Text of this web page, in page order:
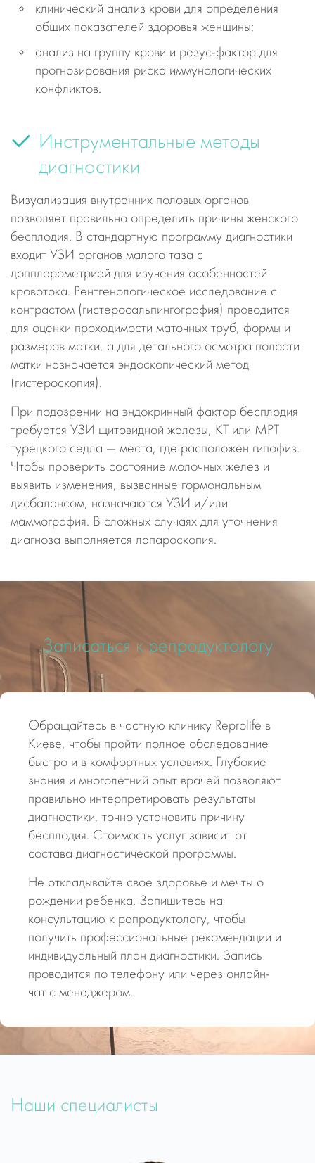
клинический анализ крови для определения
общих показателей здоровья женщины;
анализ на группу крови и резус-фактор для
прогнозирования риска иммунологических
конфликтов.
Инструментальные методы
диагностики
Визуализация внутренних половых органов
позволяет правильно определить причины женского
бесплодия. В стандартную программу диагностики
входит УЗИ органов малого таза с
допплерометрией для изучения особенностей
кровотока. Рентгенологическое исследование с
контрастом (гистеросальпингография) проводится
для оценки проходимости маточных труб, формы и
размеров матки, а для детального осмотра полости
матки назначается эндоскопический метод
(гистероскопия).
При подозрении на эндокринный фактор бесплодия
требуется УЗИ щитовидной железы, КТ или МРТ
турецкого седла — места, где расположен гипофиз.
Чтобы проверить состояние молочных желез и
выявить изменения, вызванные гормональным
дисбалансом, назначаются УЗИ и/или
маммография. В сложных случаях для уточнения
диагноза выполняется лапароскопия.
Записаться к репродуктологу
Обращайтесь в частную клинику Reprolife в
Киеве, чтобы пройти полное обследование
быстро и в комфортных условиях. Глубокие
знания и многолетний опыт врачей позволяют
правильно интерпретировать результаты
диагностики, точно установить причину
бесплодия. Стоимость услуг зависит от
состава диагностической программы.
Не откладывайте свое здоровье и мечты о
рождении ребенка. Запишитесь на
консультацию к репродуктологу, чтобы
получить профессиональные рекомендации и
индивидуальный план диагностики. Запись
проводится по телефону или через онлайн-
чат с менеджером.
Наши специалисты